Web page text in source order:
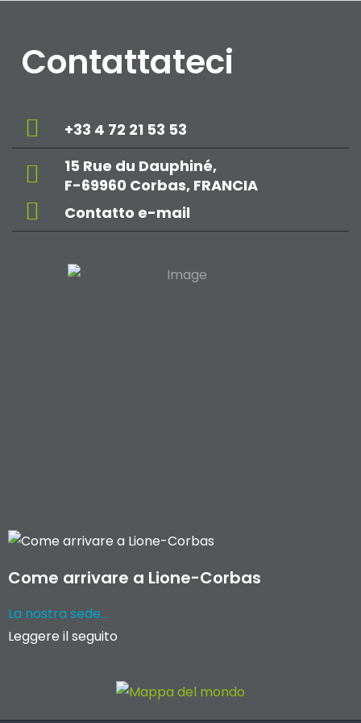
Contattateci
+33 4 72 21 53 53
15 Rue du Dauphiné,
F-69960 Corbas, FRANCIA
Contatto e-mail
Come arrivare a Lione-Corbas
La nostra sede...
Leggere il seguito